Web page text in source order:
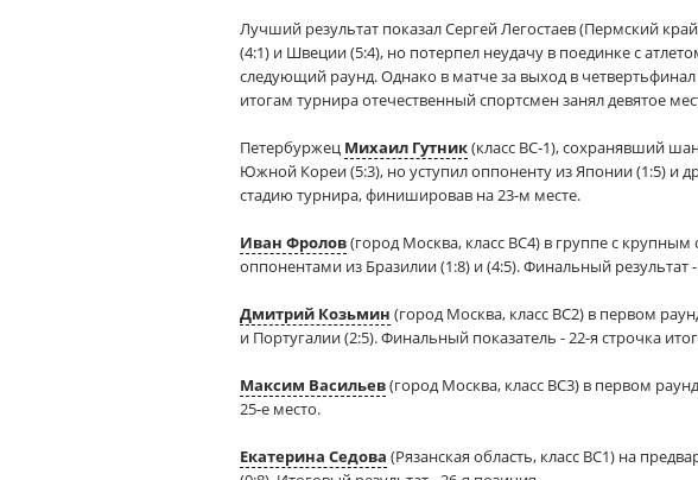
Лучший результат показал Сергей Легостаев (Пермский
(4:1) и Швеции (5:4), но потерпел неудачу в поединке с
следующий раунд. Однако в матче за выход в
итогам турнира отечественный спортсмен занял девятое
Петербуржец Михаил Гутник(класс ВС-1), сохранявший
Южной Кореи (5:3), но уступил оппоненту из Японии (1:5) и
стадию турнира, финишировав на 23-м месте.
Иван Фролов(город Москва, класс BC4) в группе с
оппонентами из Бразилии (1:8) и (4:5). Финальный результат
Дмитрий Козьмин (город Москва, класс BC2) в первом
и Португалии (2:5). Финальный показатель - 22-я строчка
Максим Васильев(город Москва, класс BC3) в первом
25-е место.
Екатерина Седова (Рязанская область, класс BC1) на